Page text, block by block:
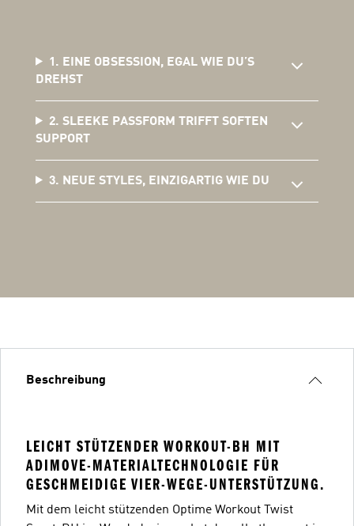
1. EINE OBSESSION, EGAL WIE DU’S
DREHST
2. SLEEKE PASSFORM TRIFFT SOFTEN
SUPPORT
3. NEUE STYLES, EINZIGARTIG WIE DU
Beschreibung
LEICHT STÜTZENDER WORKOUT-BH MIT
ADIMOVE-MATERIALTECHNOLOGIE FÜR
GESCHMEIDIGE VIER-WEGE-UNTERSTÜTZUNG.
Mit dem leicht stützenden Optime Workout Twist